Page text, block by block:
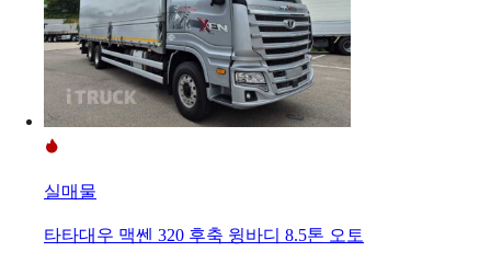
실매물
타타대우 맥쎈 320 후축 윙바디 8.5톤 오토